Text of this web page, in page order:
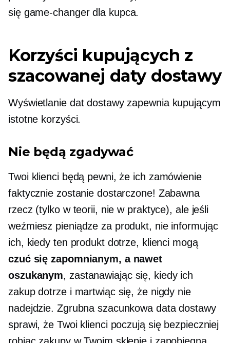
się game-changerdla kupca.
Korzyści kupujących z
szacowanej daty dostawy
Wyświetlanie dat dostawy zapewnia kupującym
istotne korzyści.
Nie będą zgadywać
Twoi klienci będą pewni, że ich zamówienie
faktycznie zostanie dostarczone! Zabawna
rzecz (tylko w teorii, nie w praktyce), ale jeśli
weźmiesz pieniądze za produkt, nie informując
ich, kiedy ten produkt dotrze, klienci mogą
czuć się zapomnianym, a nawet
oszukanym, zastanawiając się, kiedy ich
zakup dotrze i martwiąc się, że nigdy nie
nadejdzie. Zgrubna szacunkowa data dostawy
sprawi, że Twoi klienci poczują się bezpieczniej